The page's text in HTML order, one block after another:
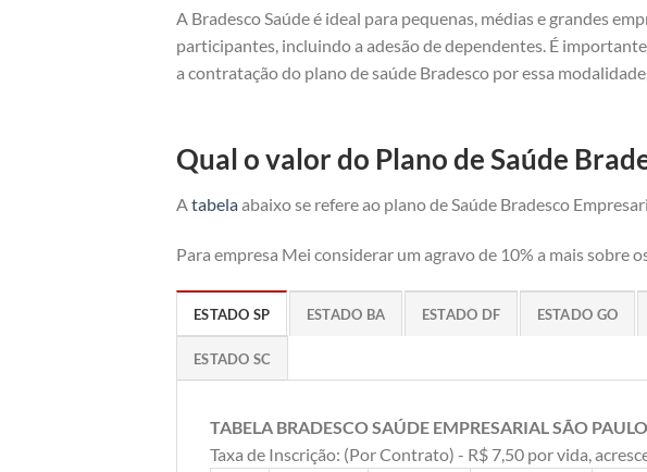
A Bradesco Saúde é ideal para pequenas, médias e grandes
participantes, incluindo a adesão de dependentes. É
a contratação do plano de saúde Bradesco por essa
Qual o valor do Plano de Saúde
Atabelaabaixo se refere ao plano de Saúde Bradesco
Para empresa Mei considerar um agravo de 10% a mais sobre
ESTADO SP ESTADO BA ESTADO DF ESTADO GO
ESTADO SC
TABELA BRADESCO SAÚDE EMPRESARIAL SÃO
Taxa de Inscrição: (Por Contrato) - R$ 7,50 por vida,